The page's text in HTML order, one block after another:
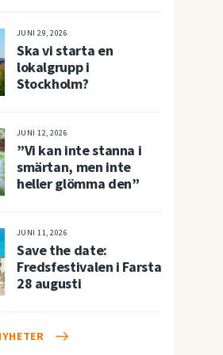
JUNI 29, 2026
Ska vi starta en
lokalgrupp i
Stockholm?
JUNI 12, 2026
”Vi kan inte stanna i
smärtan, men inte
heller glömma den”
JUNI 11, 2026
Save the date:
Fredsfestivalen i Farsta
28 augusti